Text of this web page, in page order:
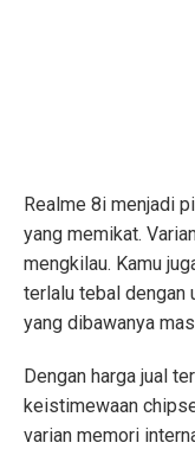
Realme 8i menjadi
yang memikat.
mengkilau. Kamu
terlalu tebal dengan
yang dibawanya
Dengan harga jual
keistimewaan
varian memori